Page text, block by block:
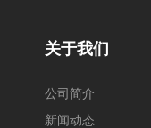
关于我们
公司简介
新闻动态